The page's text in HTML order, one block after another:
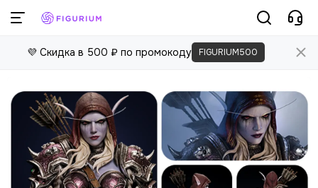
💜 Скидка в 500 ₽ по промокоду FIGURIUM500